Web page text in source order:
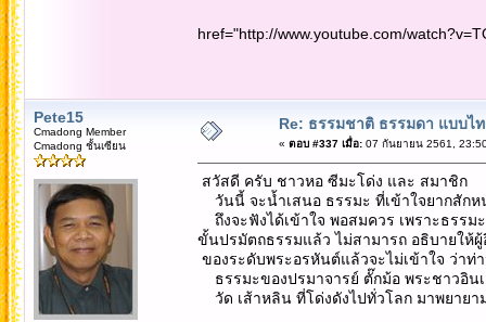
href="http://www.youtube.com/
Pete15
Cmadong Member
Cmadong ชั้นเซียน
Re: ธรรมชาติ ธรรมดา แบบไ
« ตอบ #337 เมื่อ:07 กันยายน 2561,
สวัสดี ครับ ชาวหอ ซีมะโด่ง และ สมาชิก
วันนี้ จะน้ำเสนอ ธรรมะ ที่เข้าใจยากสักห
ถึงจะฟังได้เข้าใจ พอสมควร เพราะธรรม
ขั้นปรมัตถธรรมแล้ว ไม่สามารถ อธิบายให้
ของระดับพระอรหันต์แล้วจะไม่เข้าใจ ว่าท่
ธรรมะของปรมาจารย์ ตั๊กม้อ พระชาวอินเ
วัด เส้าหลิน ที่โด่งดังไปทั่วโลก มาพยาย